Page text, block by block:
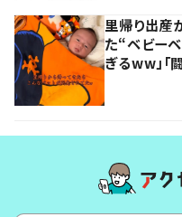
里帰り出産
た“ベビー
ぎるww」「